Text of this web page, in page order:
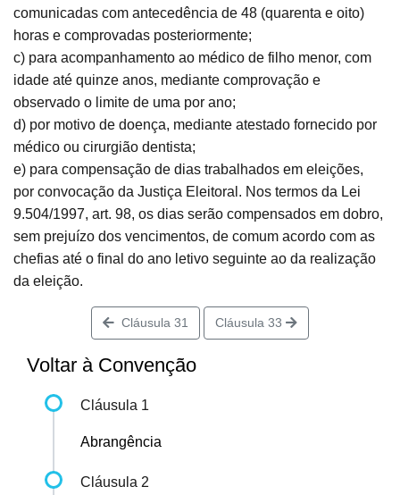
comunicadas com antecedência de 48 (quarenta e oito)
horas e comprovadas posteriormente;
c) para acompanhamento ao médico de filho menor, com
idade até quinze anos, mediante comprovação e
observado o limite de uma por ano;
d) por motivo de doença, mediante atestado fornecido por
médico ou cirurgião dentista;
e) para compensação de dias trabalhados em eleições,
por convocação da Justiça Eleitoral. Nos termos da Lei
9.504/1997, art. 98, os dias serão compensados em dobro,
sem prejuízo dos vencimentos, de comum acordo com as
chefias até o final do ano letivo seguinte ao da realização
da eleição.
Cláusula 31 Cláusula 33
Voltar à Convenção
Cláusula 1
Abrangência
Cláusula 2